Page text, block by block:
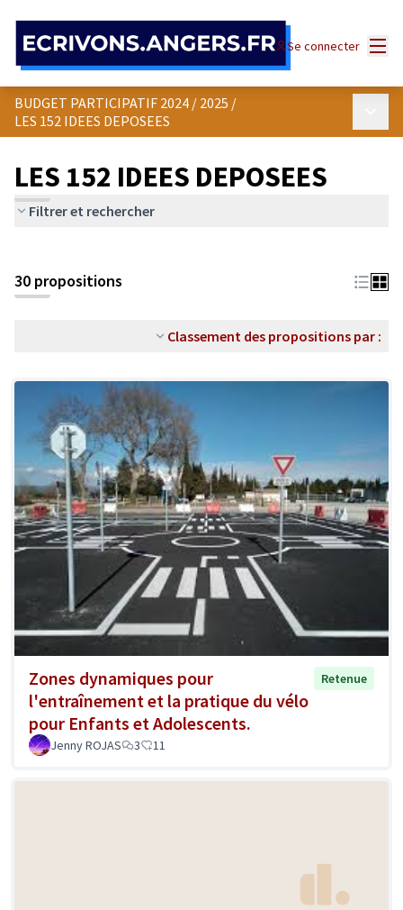
Se connecter
BUDGET PARTICIPATIF 2024 / 2025 /
LES 152 IDEES DEPOSEES
LES 152 IDEES DEPOSEES
Filtrer et rechercher
30 propositions
Classement des propositions par :
Zones dynamiques pour
l'entraînement et la pratique du vélo
pour Enfants et Adolescents.
Retenue
Jenny ROJAS 3 11